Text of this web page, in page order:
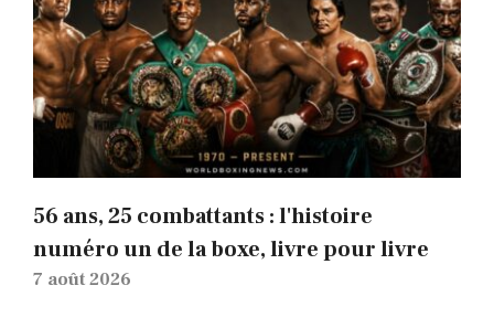
56 ans, 25 combattants : l'histoire
numéro un de la boxe, livre pour livre
7 août 2026